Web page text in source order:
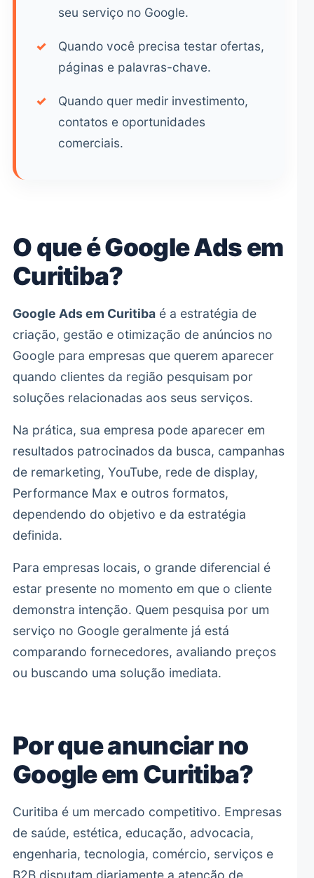
seu serviço no Google.
✓
Quando você precisa testar ofertas,
páginas e palavras-chave.
✓
Quando quer medir investimento,
contatos e oportunidades
comerciais.
O que é Google Ads em
Curitiba?
Google Ads em Curitiba é a estratégia de
criação, gestão e otimização de anúncios no
Google para empresas que querem aparecer
quando clientes da região pesquisam por
soluções relacionadas aos seus serviços.
Na prática, sua empresa pode aparecer em
resultados patrocinados da busca, campanhas
de remarketing, YouTube, rede de display,
Performance Max e outros formatos,
dependendo do objetivo e da estratégia
definida.
Para empresas locais, o grande diferencial é
estar presente no momento em que o cliente
demonstra intenção. Quem pesquisa por um
serviço no Google geralmente já está
comparando fornecedores, avaliando preços
ou buscando uma solução imediata.
Por que anunciar no
Google em Curitiba?
Curitiba é um mercado competitivo. Empresas
de saúde, estética, educação, advocacia,
engenharia, tecnologia, comércio, serviços e
B2B disputam diariamente a atenção de